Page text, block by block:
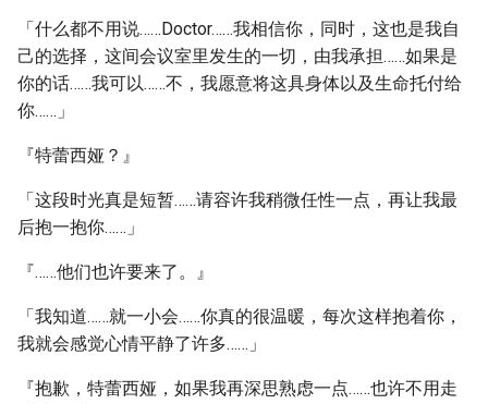
「什么都不用说……Doctor……我相信你，同时，这也是我自
己的选择，这间会议室里发生的一切，由我承担……如果是
你的话……我可以……不，我愿意将这具身体以及生命托付给
你……」
『特蕾西娅？』
「这段时光真是短暂……请容许我稍微任性一点，再让我最
后抱一抱你……」
『……他们也许要来了。』
「我知道……就一小会……你真的很温暖，每次这样抱着你，
我就会感觉心情平静了许多……」
『抱歉，特蕾西娅，如果我再深思熟虑一点……也许不用走